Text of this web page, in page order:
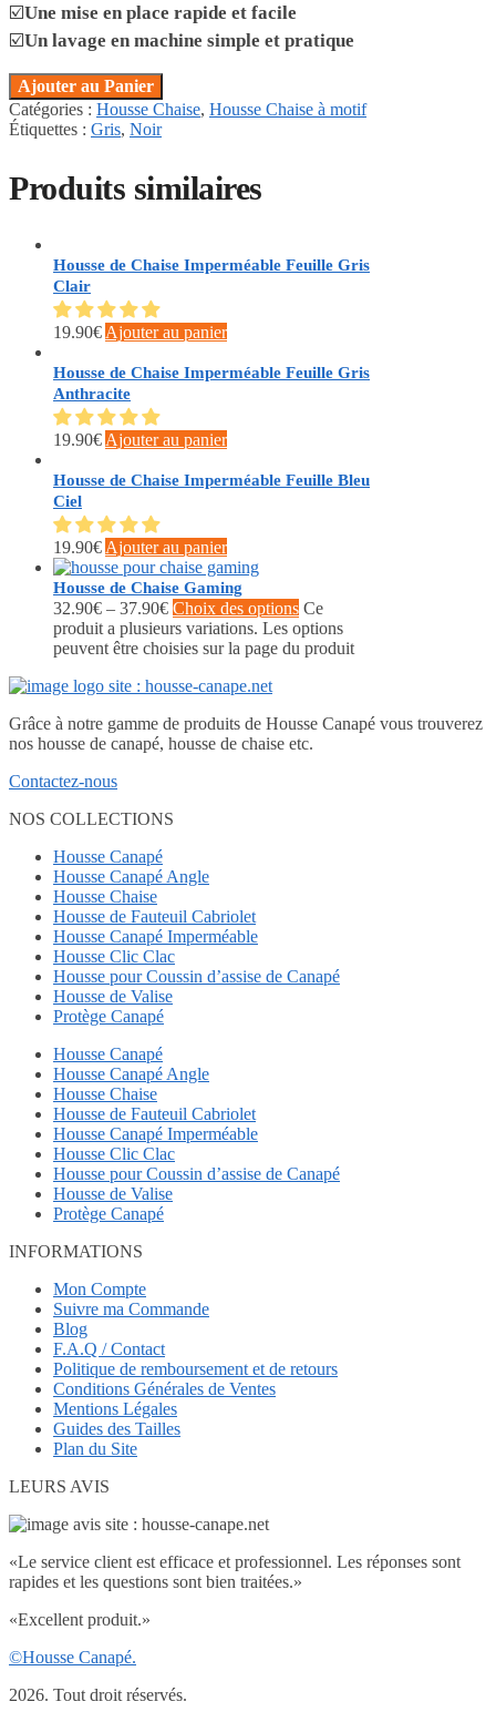
☑️Une mise en place rapide et facile
☑️Un lavage en machine simple et pratique
Ajouter au Panier
Catégories : Housse Chaise, Housse Chaise à motif
Étiquettes : Gris, Noir
Produits similaires
Housse de Chaise Imperméable Feuille Gris
Clair
19.90€Ajouter au panier
Housse de Chaise Imperméable Feuille Gris
Anthracite
19.90€Ajouter au panier
Housse de Chaise Imperméable Feuille Bleu
Ciel
19.90€Ajouter au panier
Housse de Chaise Gaming
32.90€ – 37.90€ Choix des options Ce
produit a plusieurs variations. Les options
peuvent être choisies sur la page du produit
Grâce à notre gamme de produits de Housse Canapé vous trouverez
nos housse de canapé, housse de chaise etc.
Contactez-nous
NOS COLLECTIONS
Housse Canapé
Housse Canapé Angle
Housse Chaise
Housse de Fauteuil Cabriolet
Housse Canapé Imperméable
Housse Clic Clac
Housse pour Coussin d’assise de Canapé
Housse de Valise
Protège Canapé
Housse Canapé
Housse Canapé Angle
Housse Chaise
Housse de Fauteuil Cabriolet
Housse Canapé Imperméable
Housse Clic Clac
Housse pour Coussin d’assise de Canapé
Housse de Valise
Protège Canapé
INFORMATIONS
Mon Compte
Suivre ma Commande
Blog
F.A.Q / Contact
Politique de remboursement et de retours
Conditions Générales de Ventes
Mentions Légales
Guides des Tailles
Plan du Site
LEURS AVIS
«Le service client est efficace et professionnel. Les réponses sont
rapides et les questions sont bien traitées.»
«Excellent produit.»
©Housse Canapé.
2026. Tout droit réservés.